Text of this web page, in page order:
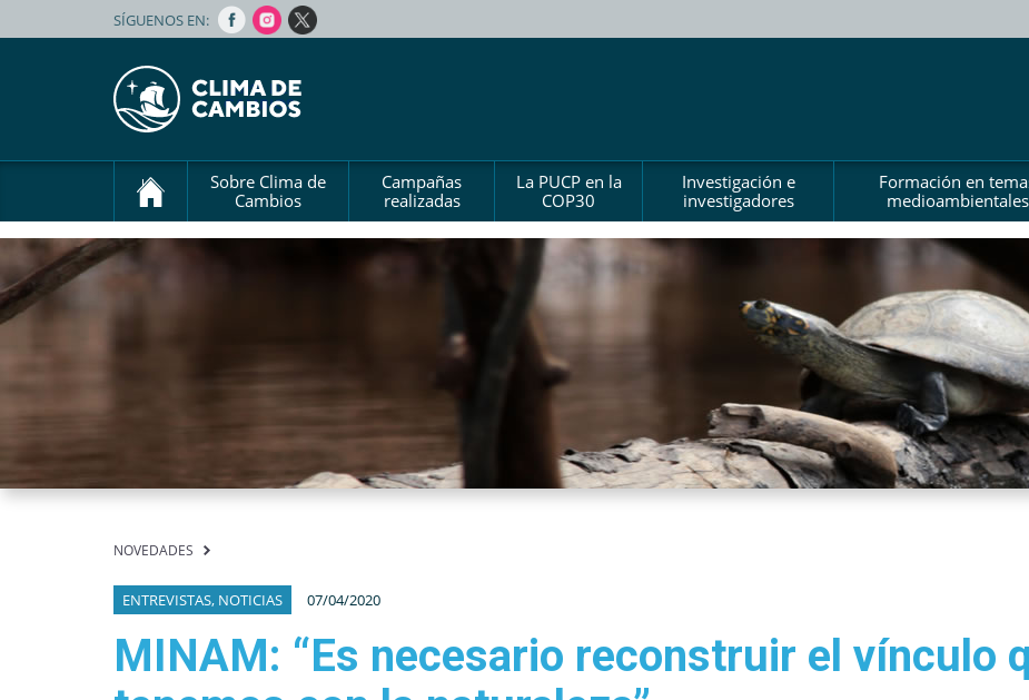
SÍGUENOS EN:
Sobre Clima de
Cambios
Campañas
realizadas
La PUCP en la
COP30
Investigación e
investigadores
Formación en
medioambientales
NOVEDADES
ENTREVISTAS, NOTICIAS 07/04/2020
MINAM: “Es necesario reconstruir el vínculo